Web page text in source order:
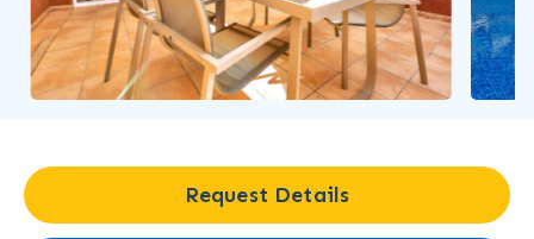
Request Details